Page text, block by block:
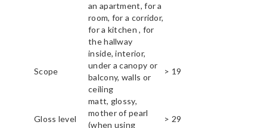
an apartment, for a
room, for a corridor,
for a kitchen , for
the hallway
Scope
inside, interior,
under a canopy or
balcony, walls or
ceiling
> 19
Gloss level
matt, glossy,
mother of pearl
(when using
> 29